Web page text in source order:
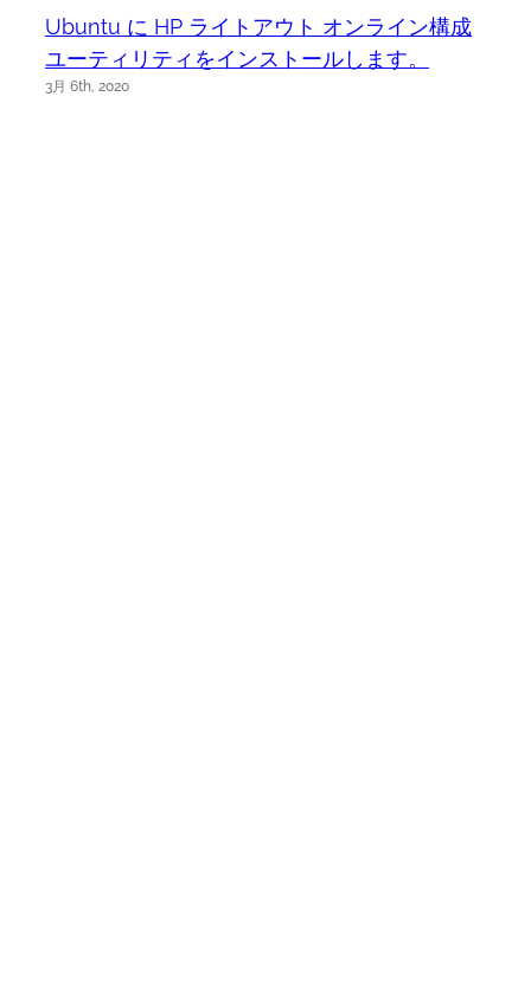
Ubuntu に HP ライトアウト オンライン構成
ユーティリティをインストールします。
3月 6th, 2020